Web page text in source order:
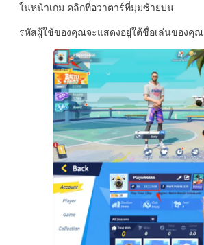
ในหน้าเกม คลิกที่อวาตาร์ที่มุมซ้ายบน
รหัสผู้ใช้ของคุณจะแสดงอยู่ใต้ชื่อเล่นของคุณ